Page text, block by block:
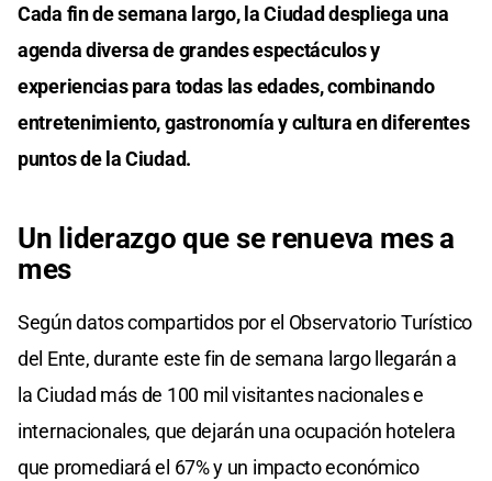
Cada fin de semana largo, la Ciudad despliega una
agenda diversa de grandes espectáculos y
experiencias para todas las edades, combinando
entretenimiento, gastronomía y cultura en diferentes
puntos de la Ciudad.
Un liderazgo que se renueva mes a
mes
Según datos compartidos por el Observatorio Turístico
del Ente, durante este fin de semana largo llegarán a
la Ciudad más de 100 mil visitantes nacionales e
internacionales, que dejarán una ocupación hotelera
que promediará el 67% y un impacto económico